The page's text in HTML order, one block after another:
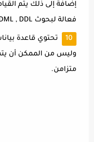
إضافة إلى ذلك يتم
فعالة لبحوث DML , DDL.
متزامن.